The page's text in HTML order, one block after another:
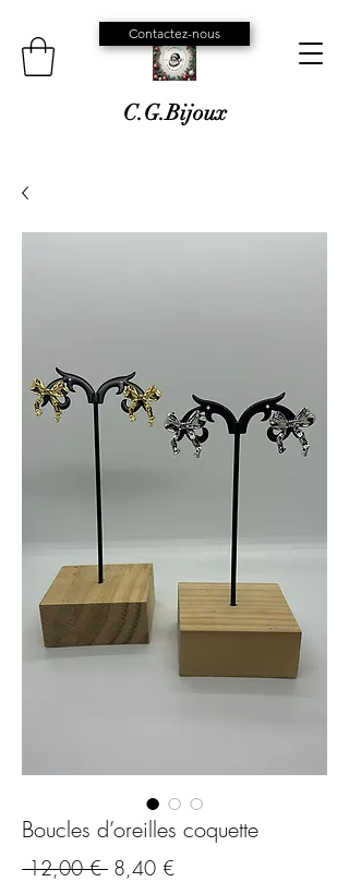
C.G.Bijoux
Contactez-nous
Boucles d’oreilles coquette
12,00 € Standardpreis
8,40 €